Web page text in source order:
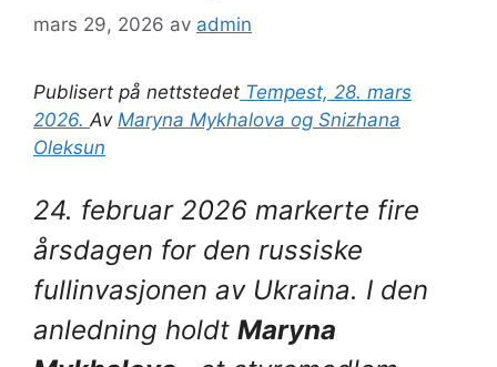
mars 29, 2026 av admin
Publisert på nettstedet Tempest, 28. mars
2026.Av Maryna Mykhalova og Snizhana
Oleksun
24. februar 2026 markerte fire
årsdagen for den russiske
fullinvasjonen av Ukraina. I den
anledning holdt Maryna